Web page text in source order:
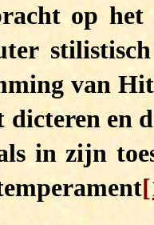
op het
van
dicteren en
in zijn